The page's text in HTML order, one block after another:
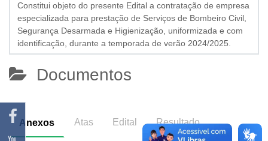
Constitui objeto do presente Edital a contratação de empresa
especializada para prestação de Serviços de Bombeiro Civil,
Segurança Desarmada e Higienização, uniformizada e com
identificação, durante a temporada de verão 2024/2025.
Documentos
Anexos Atas Edital Resultado